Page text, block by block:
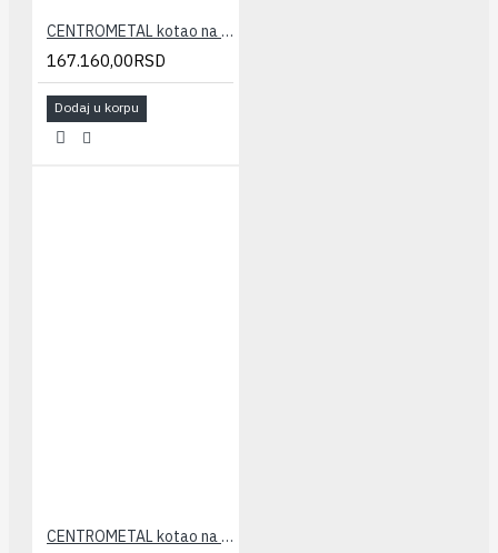
CENTROMETAL kotao na čvrsto gorivo EKO CK P 25
167.160,00RSD
Dodaj u korpu
CENTROMETAL kotao na čvrsto gorivo EKO CK P 35